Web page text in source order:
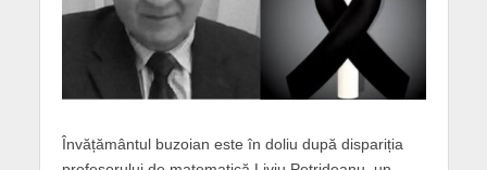
Învățământul buzoian este în doliu după dispariția